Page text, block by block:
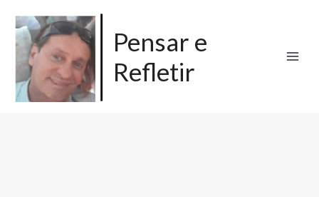
para
conteúdo
Pensar e
Refletir